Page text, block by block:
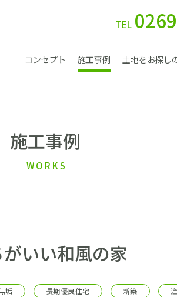
TEL
コンセプト 施工事例 土地をお探し
別 荘
施工事例
WORKS
いい和風の家
垢 長期優良住宅 新築